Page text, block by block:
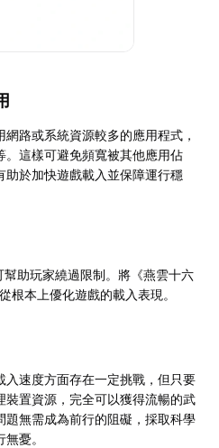
路或系統資源較多的應用程式，
這樣可避免頻寬被其他應用佔
助於加快遊戲載入並保障運行穩
幫助玩家繞過限制。將《燕雲十六
根本上優化遊戲的載入表現。
速度方面存在一定挑戰，但只要
置資源，完全可以獲得流暢的武
無需成為前行的阻礙，採取科學
憂。